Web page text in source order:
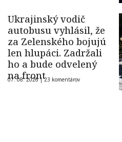
Ukrajinský vodič
autobusu vyhlásil, že
za Zelenského bojujú
len hlupáci. Zadržali
ho a bude odvelený
na front
07. 08. 2026 |23 komentárov